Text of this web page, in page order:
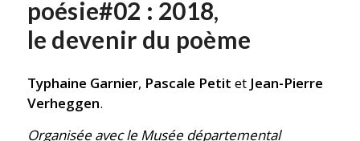
poésie#02 : 2018,
le devenir du poème
Typhaine Garnier, Pascale Petit et Jean-Pierre
Verheggen.
Organisée avec le Musée départemental